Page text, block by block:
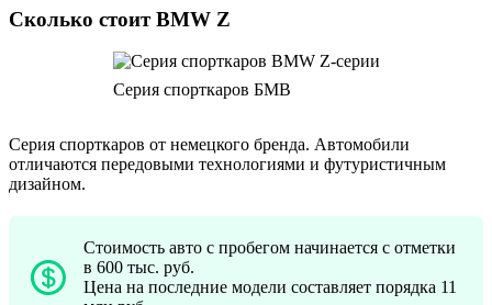
Сколько стоит BMW Z
Серия спорткаров БМВ
Серия спорткаров от немецкого бренда. Автомобили
отличаются передовыми технологиями и футуристичным
дизайном.
Стоимость авто с пробегом начинается с отметки
в 600 тыс. руб.
Цена на последние модели составляет порядка 11